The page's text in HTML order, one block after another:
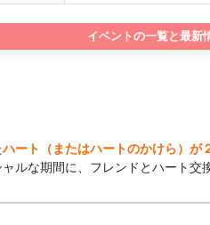
イベントの一覧と最新
ハート（またはハートのかけら）が
ルな期間に、フレンドとハート交